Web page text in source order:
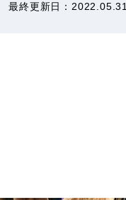
最終更新⽇：2022.05.31